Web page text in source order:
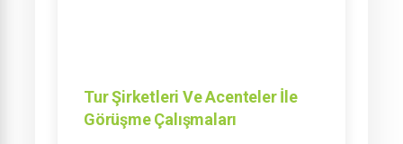
Tur Şirketleri Ve Acenteler İle
Görüşme Çalışmaları